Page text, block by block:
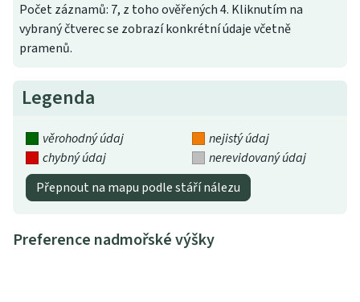
Počet záznamů: 7, z toho ověřených 4. Kliknutím na
vybraný čtverec se zobrazí konkrétní údaje včetně
pramenů.
Legenda
věrohodný údaj
nejistý údaj
chybný údaj
nerevidovaný údaj
Přepnout na mapu podle stáří nálezu
Preference nadmořské výšky